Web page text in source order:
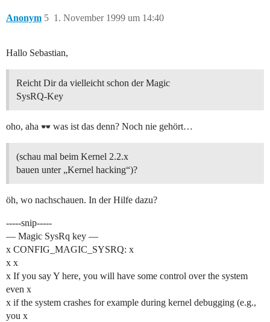
Anonym 1. November 1999 um 14:40
5
Hallo Sebastian,
Reicht Dir da vielleicht schon der Magic
SysRQ-Key
oho, aha was ist das denn? Noch nie gehört…
(schau mal beim Kernel 2.2.x
bauen unter „Kernel hacking“)?
öh, wo nachschauen. In der Hilfe dazu?
-----snip-----
— Magic SysRq key —
x CONFIG_MAGIC_SYSRQ: x
x x
x If you say Y here, you will have some control over the system
even x
x if the system crashes for example during kernel debugging (e.g.,
you x